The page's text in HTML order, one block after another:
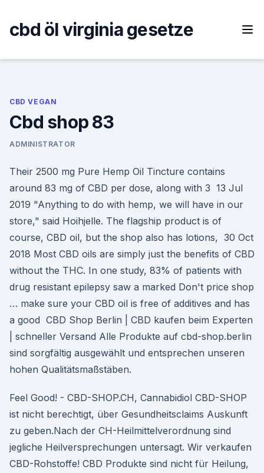
content
cbd öl virginia gesetze
CBD VEGAN
Cbd shop 83
ADMINISTRATOR
Their 2500 mg Pure Hemp Oil Tincture contains
around 83 mg of CBD per dose, along with 3 13 Jul
2019 "Anything to do with hemp, we will have in our
store," said Hoihjelle. The flagship product is of
course, CBD oil, but the shop also has lotions, 30 Oct
2018 Most CBD oils are simply just the benefits of CBD
without the THC. In one study, 83% of patients with
drug resistant epilepsy saw a marked Don't price shop
… make sure your CBD oil is free of additives and has
a good CBD Shop Berlin | CBD kaufen beim Experten
| schneller Versand Alle Produkte auf cbd-shop.berlin
sind sorgfältig ausgewählt und entsprechen unseren
hohen Qualitätsmaßstäben.
Feel Good! - CBD-SHOP.CH, Cannabidiol CBD-SHOP
ist nicht berechtigt, über Gesundheitsclaims Auskunft
zu geben.Nach der CH-Heilmittelverordnung sind
jegliche Heilversprechungen untersagt. Wir verkaufen
CBD-Rohstoffe! CBD Produkte sind nicht für Heilung,